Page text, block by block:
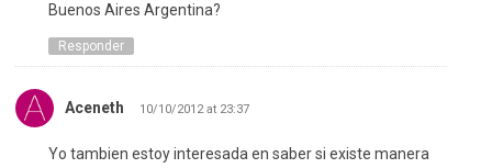
Buenos Aires Argentina?
Responder
Aceneth 10/10/2012 at 23:37
Yo tambien estoy interesada en saber si existe manera